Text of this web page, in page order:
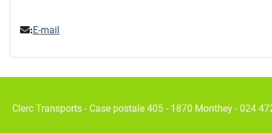
:E-mail
Clerc Transports - Case postale 405 - 1870 Monthey - 024